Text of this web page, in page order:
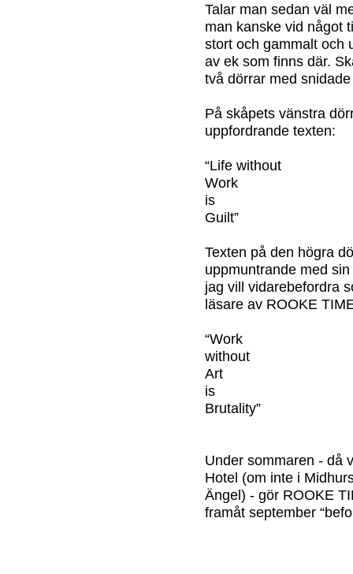
Talar man sedan väl
man kanske vid något
stort och gammalt och
av ek som finns där.
två dörrar med
På skåpets vänstra
uppfordrande texten:
“Life without
Work
is
Guilt”
Texten på den högra
uppmuntrande med
jag vill vidarebefordra
läsare av ROOKE
“Work
without
Art
is
Brutality”
Under sommaren - då
Hotel (om inte i
Ängel) - gör ROOKE
framåt september